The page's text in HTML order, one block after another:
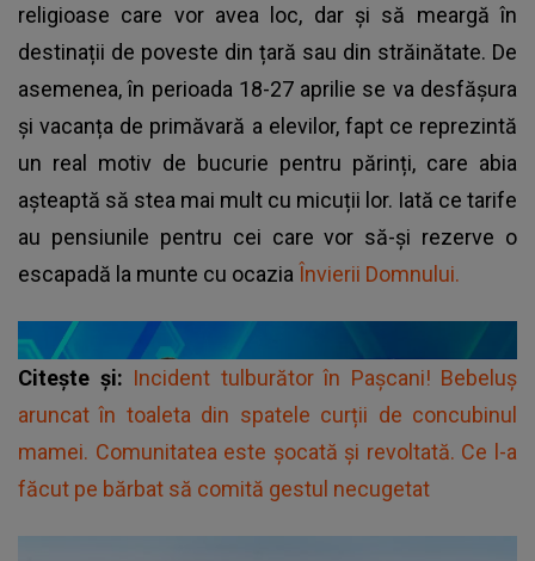
religioase care vor avea loc, dar și să meargă în
destinații de poveste din țară sau din străinătate. De
asemenea, în perioada 18-27 aprilie se va desfășura
și vacanța de primăvară a elevilor, fapt ce reprezintă
un real motiv de bucurie pentru părinți, care abia
așteaptă să stea mai mult cu micuții lor. Iată ce tarife
au pensiunile pentru cei care vor să-și rezerve o
escapadă la munte cu ocazia Învierii Domnului.
Citește și: Incident tulburător în Pașcani! Bebeluș
aruncat în toaleta din spatele curții de concubinul
mamei. Comunitatea este șocată și revoltată. Ce l-a
făcut pe bărbat să comită gestul necugetat